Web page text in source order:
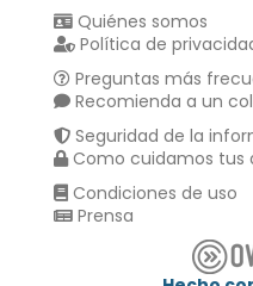
Quiénes somos
Política de
Preguntas más
Recomienda a un
Seguridad de la
Como cuidamos tus
Condiciones de uso
Prensa